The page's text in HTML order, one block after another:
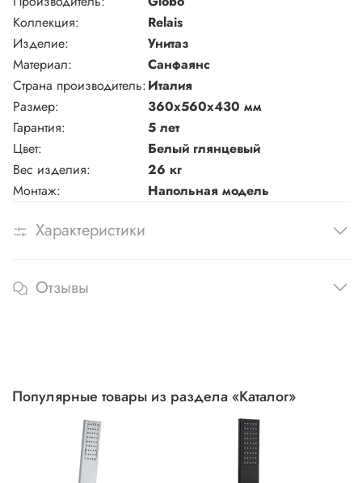
Коллекция:
Relais
Изделие:
Унитаз
Материал:
Санфаянс
Страна производитель:Италия
Размер:
360х560х430 мм
Гарантия:
5 лет
Цвет:
Белый глянцевый
Вес изделия:
26 кг
Монтаж:
Напольная модель
Характеристики
Отзывы
Популярные товары из раздела «Каталог»